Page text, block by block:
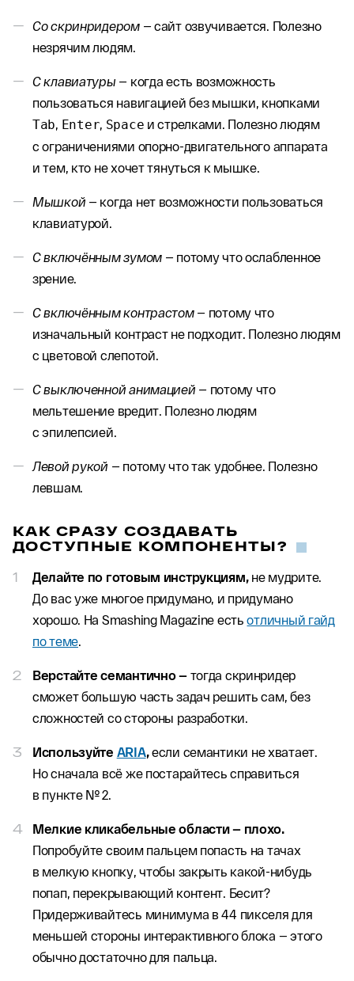
Со скринридером — сайт озвучивается. Полезно
незрячим людям.
С клавиатуры — когда есть возможность
пользоваться навигацией без мышки, кнопками
Tab Enter Space и стрелками. Полезно людям
с ограничениями опорно-двигательного аппарата
и тем, кто не хочет тянуться к мышке.
Мышкой — когда нет возможности пользоваться
клавиатурой.
С включённым зумом — потому что ослабленное
зрение.
С включённым контрастом — потому что
изначальный контраст не подходит. Полезно людям
с цветовой слепотой.
С выключенной анимацией — потому что
мельтешение вредит. Полезно людям
с эпилепсией.
Левой рукой — потому что так удобнее. Полезно
левшам.
КАК СРАЗУ СОЗДАВАТЬ
ДОСТУПНЫЕ КОМПОНЕНТЫ?
Делайте по готовым инструкциям,не мудрите.
До вас уже многое придумано, и придумано
хорошо. На Smashing Magazine естьотличный гайд
по теме
Верстайте семантично —тогда скринридер
сможет большую часть задач решить сам, без
сложностей со стороны разработки.
Используйте ARIA,если семантики не хватает.
Но сначала всё же постарайтесь справиться
в пункте № 2.
Мелкие кликабельные области — плохо.
Попробуйте своим пальцем попасть на тачах
в мелкую кнопку, чтобы закрыть какой-нибудь
попап, перекрывающий контент. Бесит?
Придерживайтесь минимума в 44 пикселя для
меньшей стороны интерактивного блока — этого
обычно достаточно для пальца.